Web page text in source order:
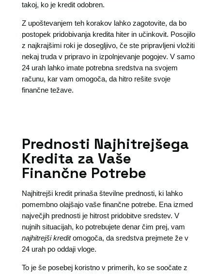
takoj, ko je kredit odobren.
Z upoštevanjem teh korakov lahko zagotovite, da bo
postopek pridobivanja kredita hiter in učinkovit. Posojilo
z najkrajšimi roki je dosegljivo, če ste pripravljeni vložiti
nekaj truda v pripravo in izpolnjevanje pogojev. V samo
24 urah lahko imate potrebna sredstva na svojem
računu, kar vam omogoča, da hitro rešite svoje
finančne težave.
Prednosti Najhitrejšega
Kredita za Vaše
Finančne Potrebe
Najhitrejši kredit prinaša številne prednosti, ki lahko
pomembno olajšajo vaše finančne potrebe. Ena izmed
največjih prednosti je hitrost pridobitve sredstev. V
nujnih situacijah, ko potrebujete denar čim prej, vam
najhitrejši kreditomogoča, da sredstva prejmete že v
24 urah po oddaji vloge.
To je še posebej koristno v primerih, ko se soočate z